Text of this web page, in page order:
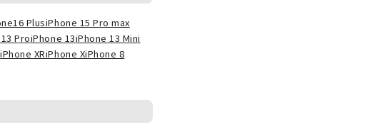
PlusiPhone 15 Pro max
ProiPhone 13iPhone 13 Mini
iPhone XRiPhone XiPhone 8